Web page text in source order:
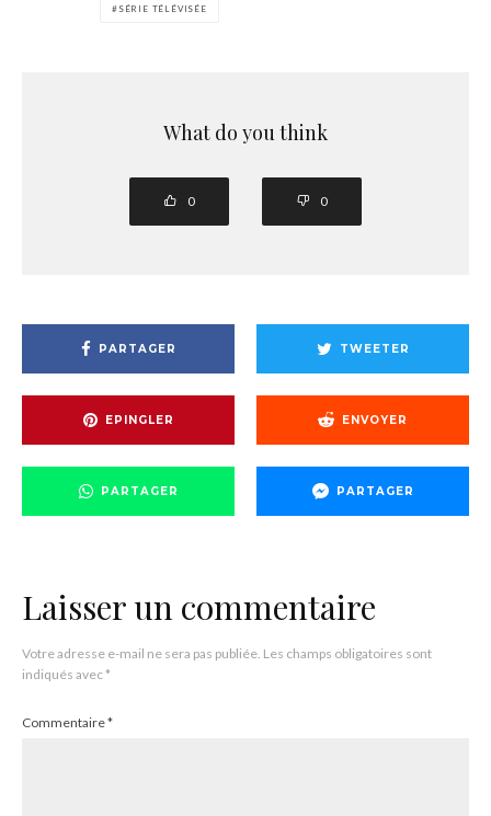
SÉRIE TÉLÉVISÉE
What do you think
0 0
PARTAGER TWEETER
EPINGLER ENVOYER
PARTAGER PARTAGER
Laisser un commentaire
Votre adresse e-mail ne sera pas publiée. Les champs obligatoires sont
indiqués avec*
Commentaire*